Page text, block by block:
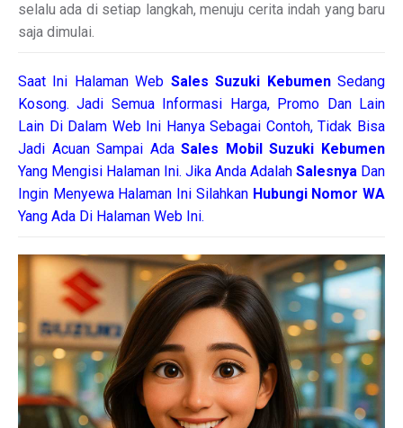
selalu ada di setiap langkah, menuju cerita indah yang baru
saja dimulai.
Saat Ini Halaman Web Sales Suzuki KebumenSedang
Kosong. Jadi Semua Informasi Harga, Promo Dan Lain
Lain Di Dalam Web Ini Hanya Sebagai Contoh, Tidak Bisa
Jadi Acuan Sampai AdaSales Mobil Suzuki Kebumen
Yang Mengisi Halaman Ini. Jika Anda Adalah Salesnya Dan
Ingin Menyewa Halaman Ini Silahkan Hubungi Nomor WA
Yang Ada Di Halaman Web Ini.